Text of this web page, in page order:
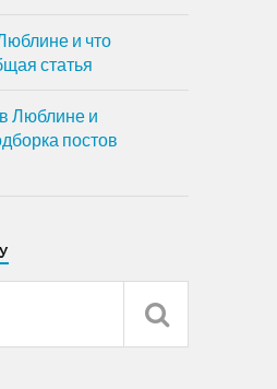
и что
статья
Люблине и
постов